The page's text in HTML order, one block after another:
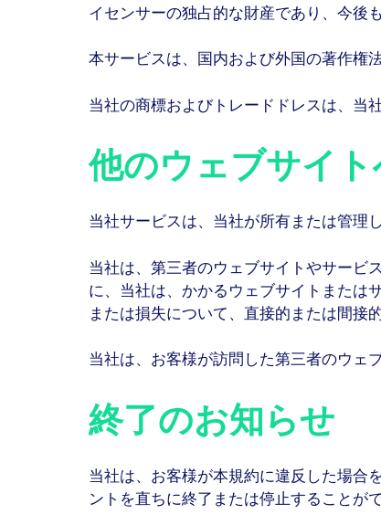
イセンサーの独占的な財産であり、今後
本サービスは、国内および外国の著作権
当社の商標およびトレードドレスは、当
他のウェブサイト
当社サービスは、当社が所有または管理
当社は、第三者のウェブサイトやサービ
に、当社は、かかるウェブサイトまたは
または損失について、直接的または間接
当社は、お客様が訪問した第三者のウェ
終了のお知らせ
当社は、お客様が本規約に違反した場合
ントを直ちに終了または停止することがで